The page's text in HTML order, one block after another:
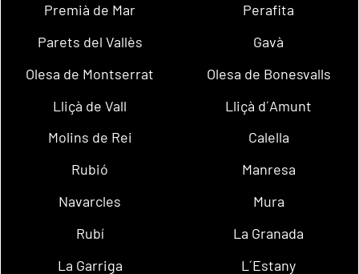
Premià de Mar
Perafita
Parets del Vallès
Gavà
Olesa de Montserrat
Olesa de Bonesvalls
Lliçà de Vall
Lliçà d´Amunt
Molins de Rei
Calella
Rubió
Manresa
Navarcles
Mura
Rubí
La Granada
La Garriga
L´Estany